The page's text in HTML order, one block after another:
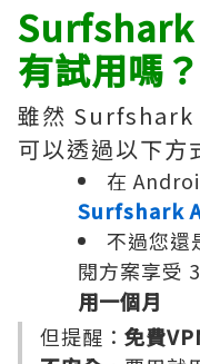
Surfshark
有試用嗎？
雖然 Surfshark
可以透過以下方
在
Surfshark
不過您還
閱方案享受
用一個月
但提醒： 免費